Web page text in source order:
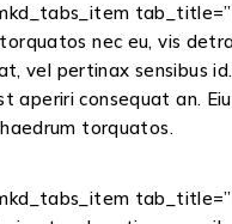
nec eu, vis
vel pertinax sensibus
aperiri consequat an.
torquatos.